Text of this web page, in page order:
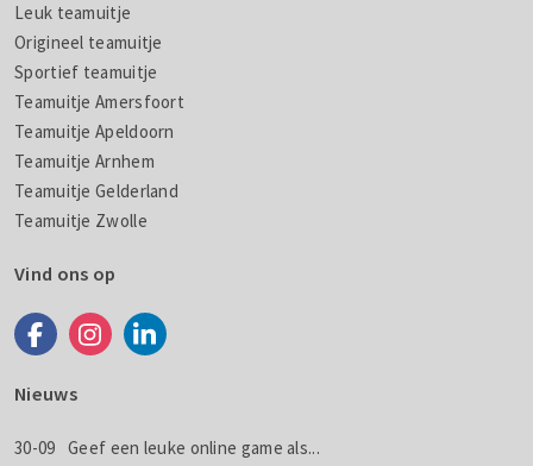
Leuk teamuitje
Origineel teamuitje
Sportief teamuitje
Teamuitje Amersfoort
Teamuitje Apeldoorn
Teamuitje Arnhem
Teamuitje Gelderland
Teamuitje Zwolle
Vind ons op
Nieuws
30-09 Geef een leuke online game als...